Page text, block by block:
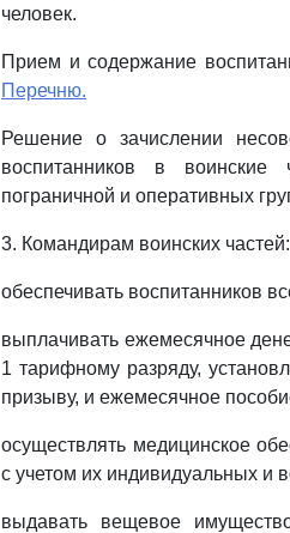
человек.
Прием и содержание
Перечню.
Решение о зачислении
воспитанников в воинские
пограничной и оперативных
3. Командирам воинских частей:
обеспечивать воспитанников
выплачивать ежемесячное
1 тарифному разряду,
призыву, и ежемесячное
осуществлять медицинское
с учетом их индивидуальных и
выдавать вещевое